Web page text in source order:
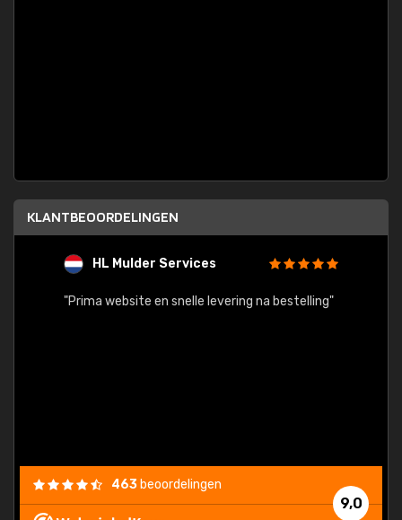
KLANTBEOORDELINGEN
HL Mulder Services
"Prima website en snelle levering na bestelling"
9,0
463 beoordelingen